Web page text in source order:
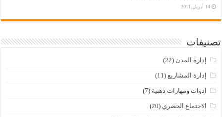
14 أبريل,2011
تصنيفات
إدارة المدن (22)
إدارة المشاريع (11)
ادوات ومهارات ذهنية (7)
الاجتماع الحضري (20)